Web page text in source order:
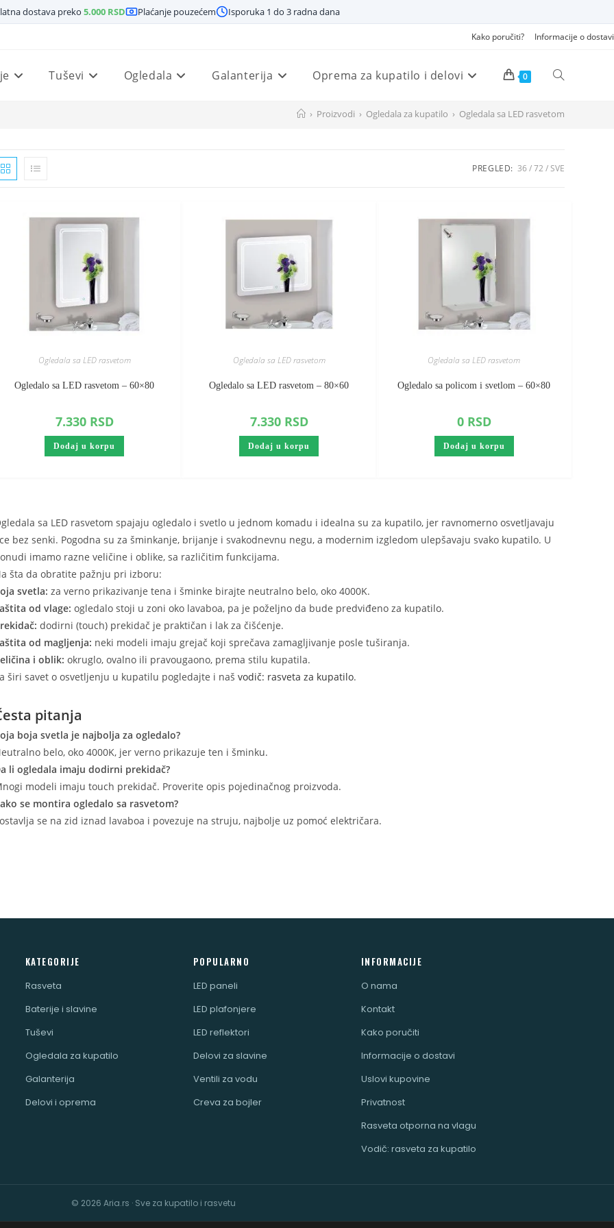
dostava preko 5.000 RSD Plaćanje pouzećem Isporuka 1 do 3 radna dana
Kako poručiti? Informacije o dostavi
Tuševi Ogledala Galanterija Oprema za kupatilo i delovi 0 Pretraži
sajt
› Proizvodi › Ogledala za kupatilo › Ogledala sa LED rasvetom
PREGLED: 36 72 SVE
Ogledala sa LED rasvetom
Ogledalo sa LED rasvetom – 60×80
7.330 RSD
Dodaj u korpu
Ogledala sa LED rasvetom
Ogledalo sa LED rasvetom – 80×60
7.330 RSD
Dodaj u korpu
Ogledala sa LED rasvetom
Ogledalo sa policom i svetlom – 60×80
0 RSD
Dodaj u korpu
sa LED rasvetom spajaju ogledalo i svetlo u jednom komadu i idealna su za kupatilo, jer ravnomerno osvetljavaju
bez senki. Pogodna su za šminkanje, brijanje i svakodnevnu negu, a modernim izgledom ulepšavaju svako kupatilo. U
imamo razne veličine i oblike, sa različitim funkcijama.
šta da obratite pažnju pri izboru:
svetla: za verno prikazivanje tena i šminke birajte neutralno belo, oko 4000K.
od vlage: ogledalo stoji u zoni oko lavaboa, pa je poželjno da bude predviđeno za kupatilo.
dodirni (touch) prekidač je praktičan i lak za čišćenje.
od magljenja: neki modeli imaju grejač koji sprečava zamagljivanje posle tuširanja.
i oblik: okruglo, ovalno ili pravougaono, prema stilu kupatila.
širi savet o osvetljenju u kupatilu pogledajte i naš vodič: rasveta za kupatilo.
pitanja
boja svetla je najbolja za ogledalo?
belo, oko 4000K, jer verno prikazuje ten i šminku.
li ogledala imaju dodirni prekidač?
modeli imaju touch prekidač. Proverite opis pojedinačnog proizvoda.
se montira ogledalo sa rasvetom?
se na zid iznad lavaboa i povezuje na struju, najbolje uz pomoć električara.
KATEGORIJE
Rasveta
Baterije i slavine
Tuševi
Ogledala za kupatilo
Galanterija
Delovi i oprema
POPULARNO
LED paneli
LED plafonjere
LED reflektori
Delovi za slavine
Ventili za vodu
Creva za bojler
INFORMACIJE
O nama
Kontakt
Kako poručiti
Informacije o dostavi
Uslovi kupovine
Privatnost
Rasveta otporna na vlagu
Vodič: rasveta za kupatilo
© 2026 Aria.rs · Sve za kupatilo i rasvetu